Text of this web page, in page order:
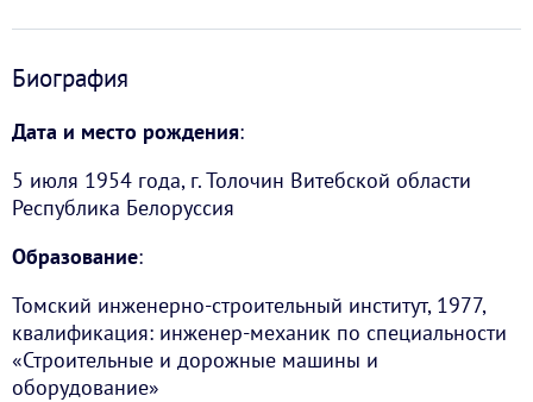
Биография
Дата и место рождения:
5 июля 1954 года, г. Толочин Витебской области
Республика Белоруссия
Образование:
Томский инженерно-строительный институт, 1977,
квалификация: инженер-механик по специальности
«Строительные и дорожные машины и
оборудование»